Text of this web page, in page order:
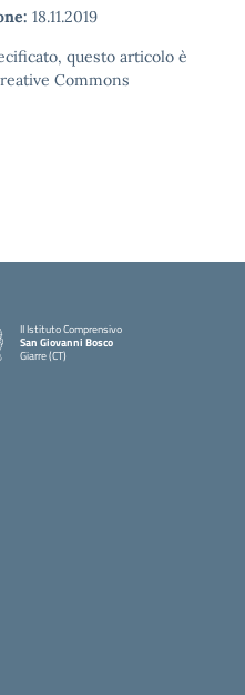
18.11.2019
questo articolo è
Commons
II Istituto Comprensivo
San Giovanni Bosco
Giarre (CT)